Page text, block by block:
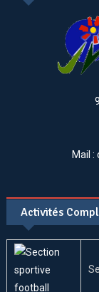
Mail
Activités